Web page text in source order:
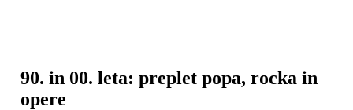
90. in 00. leta: preplet popa, rocka in
opere